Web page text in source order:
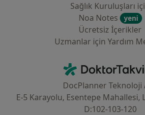
Sağlık Kuruluşları
Noa Notes
yeni
Ücretsiz İçerikler
Uzmanlar için Yardım
DocPlanner Teknoloji
E-5 Karayolu, Esentepe Mahallesi,
D:102-103-120